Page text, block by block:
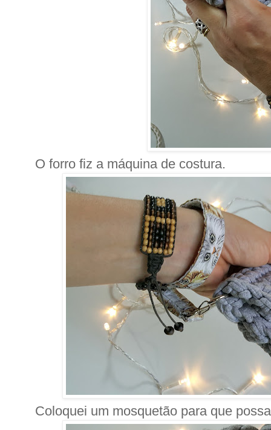
O forro fiz a máquina de costura.
Coloquei um mosquetão para que